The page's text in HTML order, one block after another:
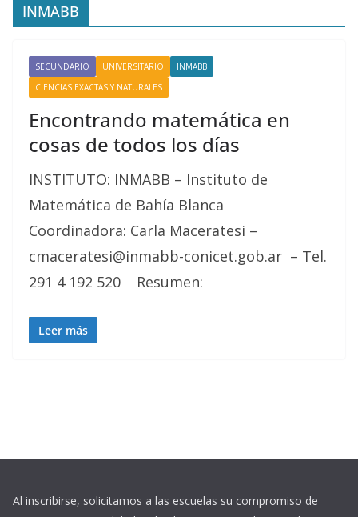
INMABB
SECUNDARIO UNIVERSITARIO
INMABB
CIENCIAS EXACTAS Y NATURALES
Encontrando matemática en
cosas de todos los días
INSTITUTO: INMABB – Instituto de
Matemática de Bahía Blanca
Coordinadora: Carla Maceratesi –
cmaceratesi@inmabb-conicet.gob.ar – Tel.
291 4 192 520 Resumen:
Leer más
Al inscribirse, solicitamos a las escuelas su compromiso de